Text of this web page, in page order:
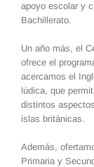
apoyo escolar y
Bachillerato.
Un año más, el
ofrece el
acercamos el
lúdica, que
distintos
islas británicas.
Además,
Primaria y